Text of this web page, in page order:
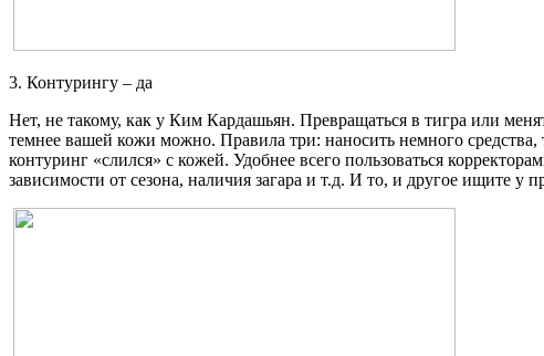
3. Контурингу – да
Нет, не такому, как у Ким Кардашьян. Превращаться в тигра или
темнее вашей кожи можно. Правила три: наносить немного
контуринг «слился» с кожей. Удобнее всего пользоваться
зависимости от сезона, наличия загара и т.д. И то, и другое ищите